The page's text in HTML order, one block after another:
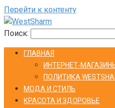
Перейти к контенту
Поиск:
ГЛАВНАЯ
ИНТЕРНЕТ-
ПОЛИТИКА
МОДА И СТИЛЬ
КРАСОТА И ЗДОРОВЬЕ